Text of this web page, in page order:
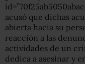
acusó que dichas
abierta hacia su
reacción a las
actividades de un
dedica a asesinar y